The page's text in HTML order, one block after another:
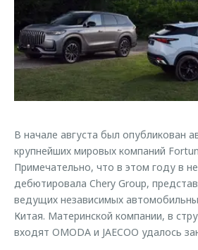
Страхование
Кредитный калькулятор
Аксессуары
Одежда и сувениры
Запчасти
Трейд-ин
Калькулятор трейд-ин
Клиентская поддержка
O&J Автоклуб
Клуб владельцев OMODA
Приложение O&J
Одежда и сувениры
Оригинальные аксессуары
Запчасти
Обратная связь
В начале августа был опубликован
крупнейших мировых компаний
Примечательно, что в этом году в
дебютировала Chery Group,
ведущих независимых
Китая. Материнской компании, в
входят OMODA и JAECOO удалось